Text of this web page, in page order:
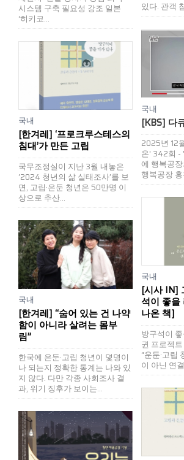
시스템 구축 필요성 강조 일본
‘히키코...
있다. 관객
국내
[KBS] 다
2025년 12
온' 342회 -
에 행복공
행복공장 홍
국내
[한겨레] ‘프로크루스테스의
침대’가 만든 고립
국무조정실이 지난 3월 내놓은
‘2024 청년의 삶 실태조사’를 보
면, 고립·은둔 청년은 50만명 이
상으로 추산...
국내
[시사 IN]
석이 좋을
나온 책]
방구석이
귄 프로젝
“운둔·고립
이 아닌 연
국내
[한겨레] “숨어 있는 건 나약
함이 아니라 살려는 몸부
림”
한국에 은둔·고립 청년이 몇명이
나 되는지 정확한 통계는 나와 있
지 않다. 다만 각종 사회조사 결
과, 위기 징후가 보이는...